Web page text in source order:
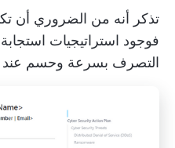
تذكر أنه من الضروري أن
فوجود استراتيجيات
التصرف بسرعة وحسم عند